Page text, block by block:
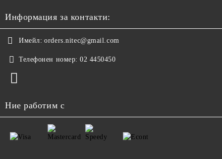
Информация за контакти:
Имейл: orders.nitec@gmail.com
Телефонен номер: 02 4450450
Ние работим с